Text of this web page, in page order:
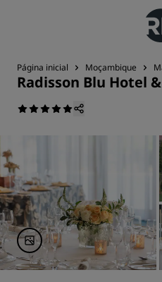
Página inicial Moçambique
Radisson Blu Hotel